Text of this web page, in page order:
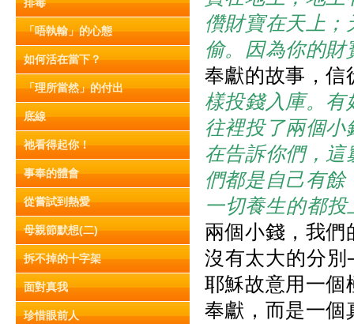
「唔執輸」的心態
如何活在當下？
「理所當然」的付出
底線
祂看得起你！
事奉的體會
從嘗試到熱愛
母親節默想(二)
拆不掉的十字架
面對真我
珍惜眼前人
儹財寶在天上
偷。因為你的
奉獻的故事，信
樣投錢入庫。有
往裡投了兩個
在告訴你們，這
們都是自己有
一切養生的都
兩個小錢，我們
沒有太大的分
耶穌故意用一個
奉獻，而是一個